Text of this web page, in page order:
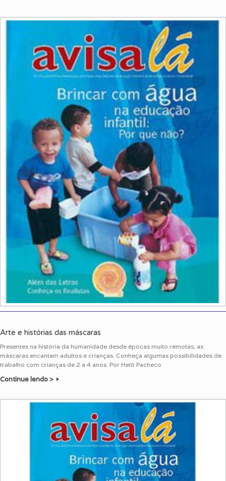
Arte e histórias das máscaras
Presentes na história da humanidade desde épocas muito remotas, as
máscaras encantam adultos e crianças. Conheça algumas possibilidades de
trabalho com crianças de 2 a 4 anos. Por Helô Pacheco
Continue lendo >